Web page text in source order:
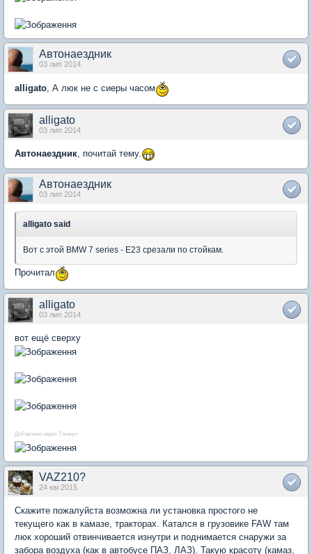
Автонаездник
03 лип 2014
alligato, А люк не с сиеры часом
alligato
03 лип 2014
Автонаездник, почитай тему.
Автонаездник
03 лип 2014
alligato said
Вот с этой BMW 7 series - E23 срезали по стойкам.
Прочитал
alligato
03 лип 2014
вот ещё сверху
Добавлено через 7 минут
VAZ210?
24 кві 2015
Скажите пожалуйста возможна ли установка простого не
текущего как в камазе, тракторах. Катался в грузовике FAW там
люк хороший отвинчивается изнутри и поднимается снаружи за
забора воздуха (как в автобусе ПАЗ, ЛАЗ). Такую красоту (камаз,